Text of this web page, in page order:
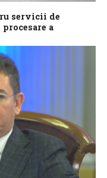
servicii de
a
achiziţioneze servicii de
a numerarului cu